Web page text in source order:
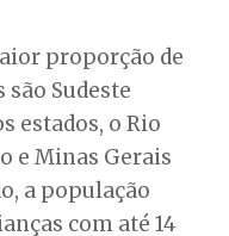
proporção de
Sudeste
estados, o Rio
e Minas Gerais
a população
com até 14